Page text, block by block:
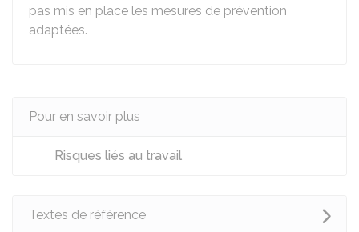
pas mis en place les mesures de prévention
adaptées.
Pour en savoir plus
Risques liés au travail
Textes de référence